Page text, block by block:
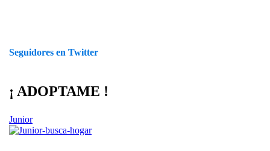
Seguidores en Twitter
¡ ADOPTAME !
Junior